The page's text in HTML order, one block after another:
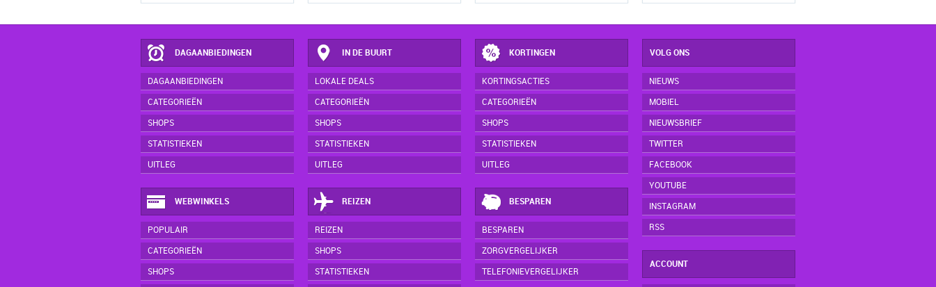
DAGAANBIEDINGEN
DAGAANBIEDINGEN
CATEGORIEËN
SHOPS
STATISTIEKEN
UITLEG
IN DE BUURT
LOKALE DEALS
CATEGORIEËN
SHOPS
STATISTIEKEN
UITLEG
KORTINGEN
KORTINGSACTIES
CATEGORIEËN
SHOPS
STATISTIEKEN
UITLEG
WEBWINKELS
POPULAIR
CATEGORIEËN
SHOPS
REIZEN
REIZEN
SHOPS
STATISTIEKEN
BESPAREN
BESPAREN
ZORGVERGELIJKER
TELEFONIEVERGELIJKER
VOLG ONS
NIEUWS
MOBIEL
NIEUWSBRIEF
TWITTER
FACEBOOK
YOUTUBE
INSTAGRAM
RSS
ACCOUNT